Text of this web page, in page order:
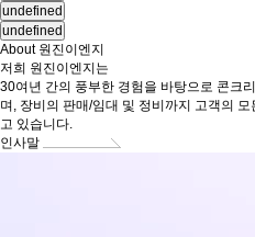
undefined
undefined
About원진이엔지
저희 원진이엔지 는
30여년 간의 풍부한 경험을 바탕으로 콘크
며, 장비의 판매/임대 및 정비까지 고객의
고 있습니다.
인사말